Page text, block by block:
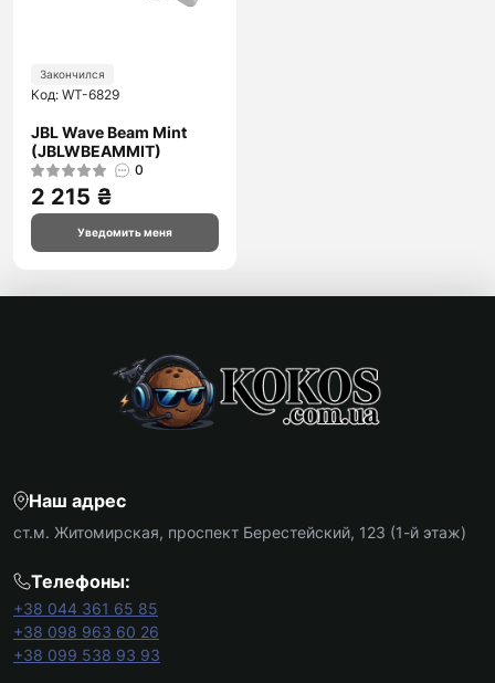
Закончился
Код: WT-6829
JBL Wave Beam Mint
(JBLWBEAMMIT)
0
2 215 ₴
Уведомить меня
Наш адрес
ст.м. Житомирская, проспект Берестейский, 123 (1-й этаж)
Телефоны:
+38 044 361 65 85
+38 098 963 60 26
+38 099 538 93 93